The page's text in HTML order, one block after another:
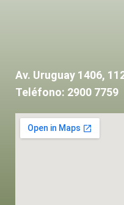
Av. Uruguay 1406,
Teléfono: 2900 7759